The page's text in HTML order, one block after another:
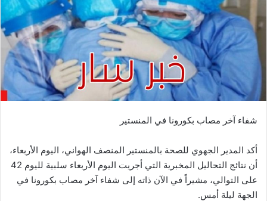
شفاء آخر مصاب بكورونا في المنستير
أكد المدير الجهوي للصحة بالمنستير المنصف الهواني، اليوم الأربعاء،
أن نتائج التحاليل المخبرية التي أجريت اليوم الأربعاء سلبية لليوم 42
على التوالي، مشيراً في الآن ذاته إلى شفاء آخر مصاب بكورونا في
الجهة ليلة أمس.